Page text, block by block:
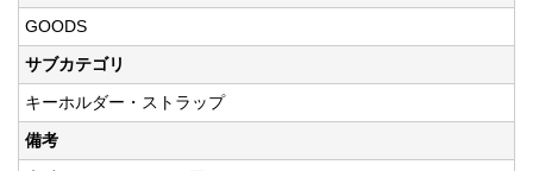
GOODS
サブカテゴリ
キーホルダー・ストラップ
備考